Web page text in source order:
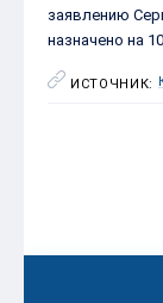
заявлению
назначено на
ИСТОЧНИК: